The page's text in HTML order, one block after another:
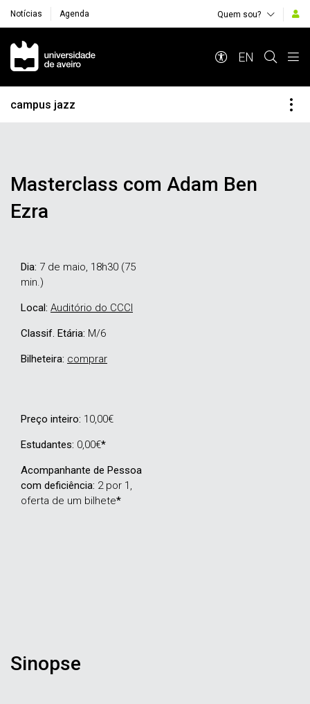
Notícias Agenda Quem sou?
Navegação Principal
EN
campus jazz
Masterclass com Adam Ben
Ezra
Dia: 7 de maio, 18h30 (75
min.)
Local: Auditório do CCCI
Classif. Etária: M/6
Bilheteira: comprar
Preço inteiro: 10,00€
Estudantes: 0,00€*
Acompanhante de Pessoa
com deficiência: 2 por 1,
oferta de um bilhete*
Sinopse